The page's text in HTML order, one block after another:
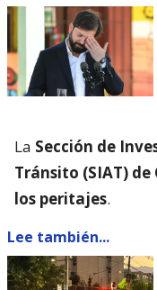
La Sección de
Tránsito (SIAT)
los peritajes.
Lee también...